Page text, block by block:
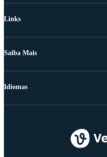
Links
Saiba Mais
Idiomas